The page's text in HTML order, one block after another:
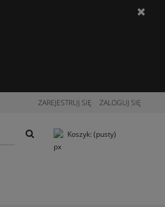
ZAREJESTRUJ SIĘ ZALOGUJ SIĘ
Koszyk: (pusty)